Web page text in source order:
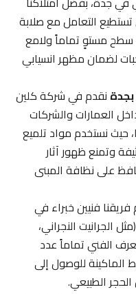
التعامل مع صلابة
مستوٍ تماماً ولامع
لضمان مظهر انسيابي
نقدم في شركة كلين
والشركات
نستخدم مواد تلميع
ظهور آثار
على نظافة المبنى
فنيين خبراء في
النجراني،
الفني تماماً عدد
للوصول إلى
الطبيعي.